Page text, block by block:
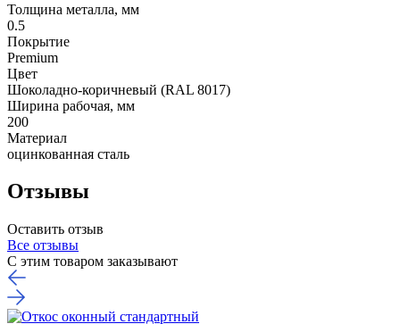
Толщина металла, мм
0.5
Покрытие
Premium
Цвет
Шоколадно-коричневый (RAL 8017)
Ширина рабочая, мм
200
Материал
оцинкованная сталь
Отзывы
Оставить отзыв
Все отзывы
С этим товаром заказывают